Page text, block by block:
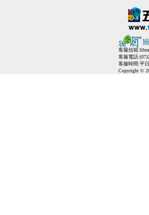
客服信箱:
客服電話
客服時間:平
Copyright ©